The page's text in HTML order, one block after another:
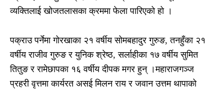
व्यक्तिलाई खोजतलासका क्रममा फेला पारिएको हो ।
पक्राउ पर्नेमा गोरखाका २१ वर्षीय सोमबहादुर गुरुङ, तनहुँका २१
वर्षीय राजीव गुरुङ र युनिक श्रेष्ठ, सर्लाहीका १७ वर्षीय सुमित
तितुङ र रामेछापका १६ वर्षीय दीपक मगर हुन् ।महाराजगञ्ज
प्रहरी वृत्तमा कार्यरत असई मिलन राय र जवान उत्तम थापाको